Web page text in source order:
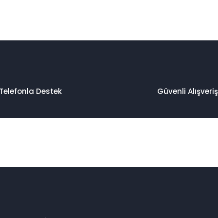
Telefonla Destek Güvenli Alışveriş